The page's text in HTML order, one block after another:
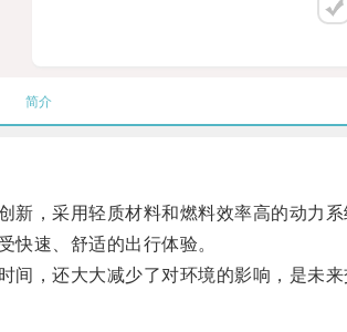
简介
，采用轻质材料和燃料效率高的动力系
速、舒适的出行体验。
，还大大减少了对环境的影响，是未来